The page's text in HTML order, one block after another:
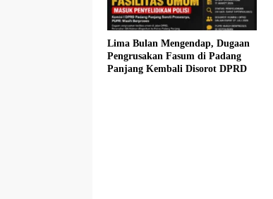
Lima Bulan Mengendap, Dugaan
Pengrusakan Fasum di Padang
Panjang Kembali Disorot DPRD